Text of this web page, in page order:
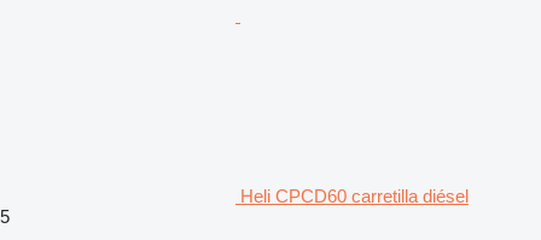
Heli CPCD60 carretilla diésel
5